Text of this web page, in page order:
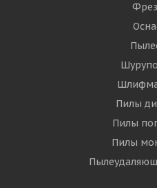
Пилы
Пилы
Пилы